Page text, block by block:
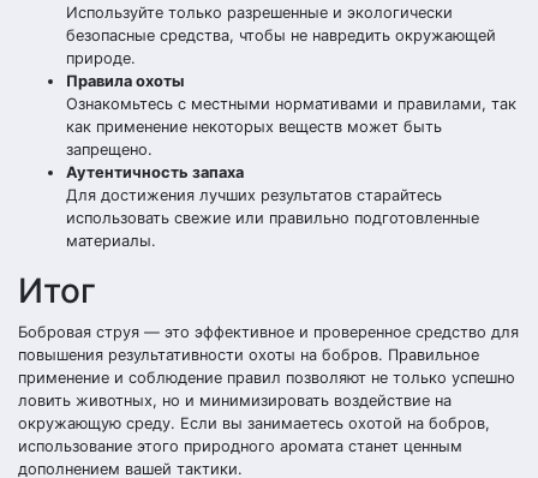
Используйте только разрешенные и экологически
безопасные средства, чтобы не навредить окружающей
природе.
Правила охоты
Ознакомьтесь с местными нормативами и правилами, так
как применение некоторых веществ может быть
запрещено.
Аутентичность запаха
Для достижения лучших результатов старайтесь
использовать свежие или правильно подготовленные
материалы.
Итог
Бобровая струя — это эффективное и проверенное средство для
повышения результативности охоты на бобров. Правильное
применение и соблюдение правил позволяют не только успешно
ловить животных, но и минимизировать воздействие на
окружающую среду. Если вы занимаетесь охотой на бобров,
использование этого природного аромата станет ценным
дополнением вашей тактики.